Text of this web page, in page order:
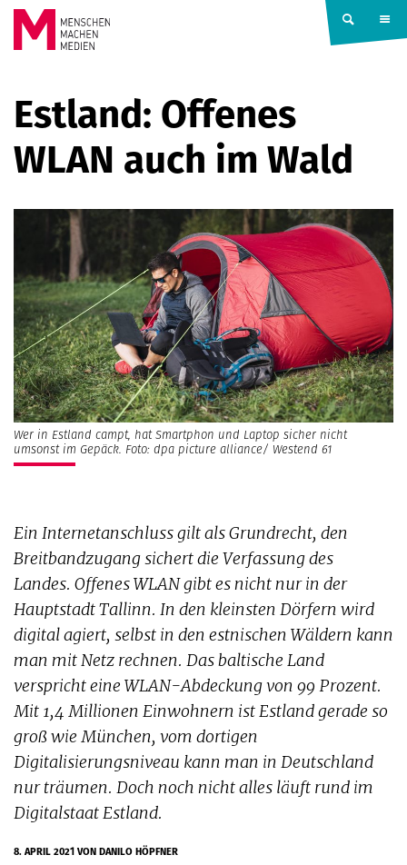
Springe zum Inhalt
MACHEN
MEDIEN
Estland: Offenes
WLAN auch im Wald
Wer in Estland campt, hat Smartphon und Laptop sicher nicht
umsonst im Gepäck. Foto: dpa picture alliance/ Westend 61
Ein Internetanschluss gilt als Grundrecht, den
Breitbandzugang sichert die Verfassung des
Landes. Offenes WLAN gibt es nicht nur in der
Hauptstadt Tallinn. In den kleinsten Dörfern wird
digital agiert, selbst in den estnischen Wäldern kann
man mit Netz rechnen. Das baltische Land
verspricht eine WLAN-Abdeckung von 99 Prozent.
Mit 1,4 Millionen Einwohnern ist Estland gerade so
groß wie München, vom dortigen
Digitalisierungsniveau kann man in Deutschland
nur träumen. Doch noch nicht alles läuft rund im
Digitalstaat Estland.
8. APRIL 2021VON DANILO HÖPFNER